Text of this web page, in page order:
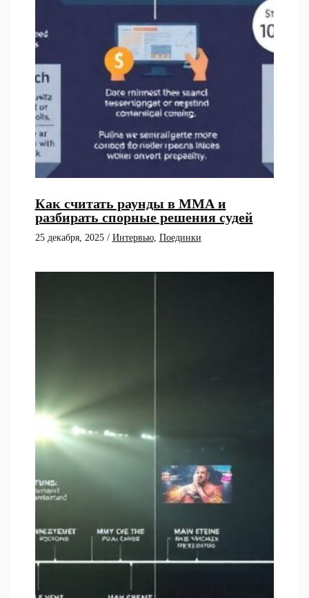
Как считать раунды в ММА и
разбирать спорные решения судей
25 декабря, 2025 / Интервью, Поединки